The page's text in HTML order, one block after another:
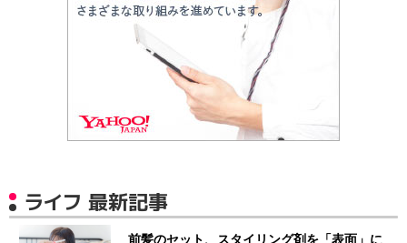
ライフ 最新記事
前髪のセット、スタイリング剤を「表面」に